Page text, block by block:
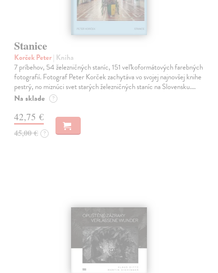
Stanice
Korček Peter| Kniha
7 príbehov, 54 železničných staníc, 151 veľkoformátových farebných
fotografií. Fotograf Peter Korček zachytáva vo svojej najnovšej knihe
pestrý, no miznúci svet starých železničných staníc na Slovensku.…
Na sklade ?
42,75 €
45,00 € ?